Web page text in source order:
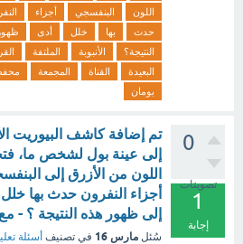
اللون
البنفسجي أجزاء
حدث
بها خلل أدى
ظهور
النتيجة؟
الأنبوبة الملتفة
البعيدة
القناة المجمعة
بومان
0
تصويتات
1
إجابة
تم إضافة كاشف البيوريت
إلى عينة بول لشخص ما،
اللون من الأزرق إلى
أجزاء النفرون حدث بها
إلى ظهور هذه النتيجة ؟ -
سُئل مارس 16 في تصنيف أسئلة